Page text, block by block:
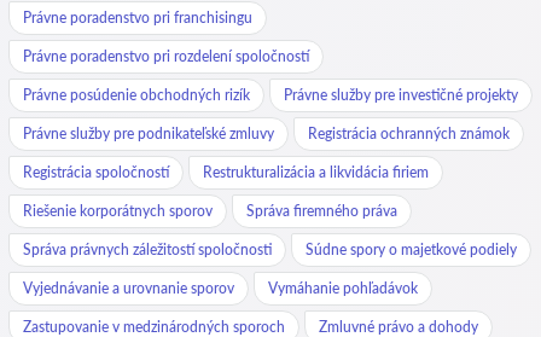
Právne poradenstvo pri franchisingu
Právne poradenstvo pri rozdelení spoločností
Právne posúdenie obchodných rizík Právne služby pre investičné projekty
Právne služby pre podnikateľské zmluvy Registrácia ochranných známok
Registrácia spoločností Restrukturalizácia a likvidácia firiem
Riešenie korporátnych sporov Správa firemného práva
Správa právnych záležitostí spoločnosti Súdne spory o majetkové podiely
Vyjednávanie a urovnanie sporov Vymáhanie pohľadávok
Zastupovanie v medzinárodných sporoch Zmluvné právo a dohody